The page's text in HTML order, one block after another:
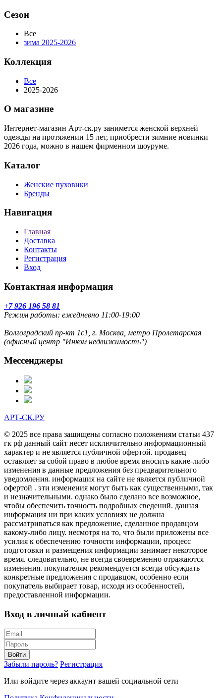
Сезон
Все
зима 2025-2026
Коллекция
Все
2025-2026
О магазине
Интернет-магазин Арт-ск.ру занимется женской верхней
одежды на протяжении 15 лет, приобрести зимние новинки
2026 года, можно в нашем фирменном шоуруме.
Каталог
Женские пуховики
Бренды
Навигация
Главная
Доставка
Контакты
Регистрация
Вход
Контактная информация
+7 926 196 58 81
Режим работы: ежедневно 11:00-19:00
Волгоградский пр-кт 1с1, г. Москва, метро Пролетарская
(офисный центр "Инком недвижимость")
Мессенджеры
АРТ-СК.РУ
© 2025 все права защищены согласно положениям статьи 437
гк рф данный сайт несет исключительно информационный
характер и не является публичной офертой. продавец
оставляет за собой право в любое время вносить какие-либо
изменения в данные предложения без предварительного
уведомления. информация на сайте не является публичной
офертой . эти изменения могут быть как существенными, так
и незначительными. однако было сделано все возможное,
чтобы обеспечить точность подробных сведений. данная
информация ни при каких условиях не должна
рассматриваться как предложение, сделанное продавцом
какому-либо лицу. несмотря на то, что были приложены все
усилия к обеспечению точности информации, процесс
подготовки и размещения информации занимает некоторое
время. следовательно, не всегда своевременно отражаются
изменения. покупателям рекомендуется всегда обсуждать
конкретные предложения с продавцом, особенно если
покупатель выбирает товар, исходя из особенностей,
предоставленной информации.
Вход в личный кабиент
Войти
Забыли пароль? Регистрация
Или войдите через аккаунт вашей социальной сети